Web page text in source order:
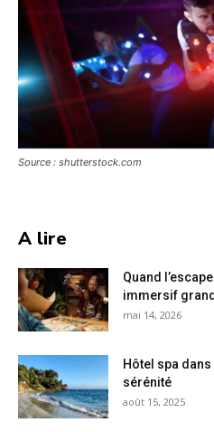
Source : shutterstock.com
A lire
Quand
immersif
mai 14, 2026
Hôtel spa
sérénité
août 15, 2025